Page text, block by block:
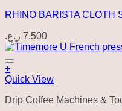
RHINO BARISTA CLOTH
7.500 ر.ع.
+
Quick View
Drip Coffee Machines &